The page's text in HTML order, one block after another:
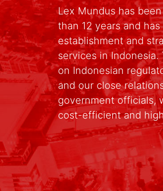
Lex Mundus has
than 12 years and
establishment and
services in
on Indonesian
and our close
government officials,
cost-efficient and